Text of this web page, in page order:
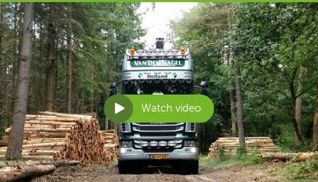
Watch video